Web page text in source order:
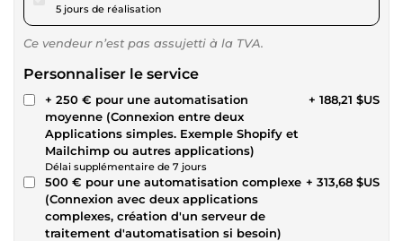
5 jours de réalisation
Ce vendeur n’est pas assujetti à la TVA.
Personnaliser le service
+ 250 € pour une automatisation
moyenne (Connexion entre deux
Applications simples. Exemple Shopify et
Mailchimp ou autres applications)
Délai supplémentaire de 7 jours
+ 188,21 $US
500 € pour une automatisation complexe
(Connexion avec deux applications
complexes, création d'un serveur de
traitement d'automatisation si besoin)
+ 313,68 $US